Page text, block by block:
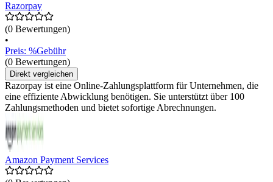
Razorpay
(0 Bewertungen)
•
Preis: %Gebühr
(0 Bewertungen)
Direkt vergleichen
Razorpay ist eine Online-Zahlungsplattform für Unternehmen, die
eine effiziente Abwicklung benötigen. Sie unterstützt über 100
Zahlungsmethoden und bietet sofortige Abrechnungen.
Amazon Payment Services